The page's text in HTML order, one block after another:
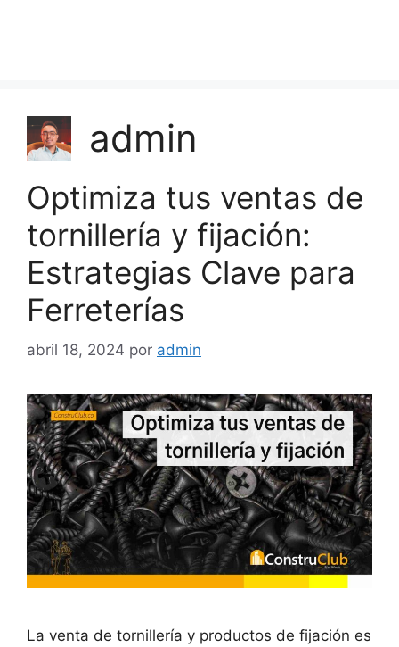
admin
Optimiza tus ventas de
tornillería y fijación:
Estrategias Clave para
Ferreterías
abril 18, 2024 por admin
La venta de tornillería y productos de fijación es